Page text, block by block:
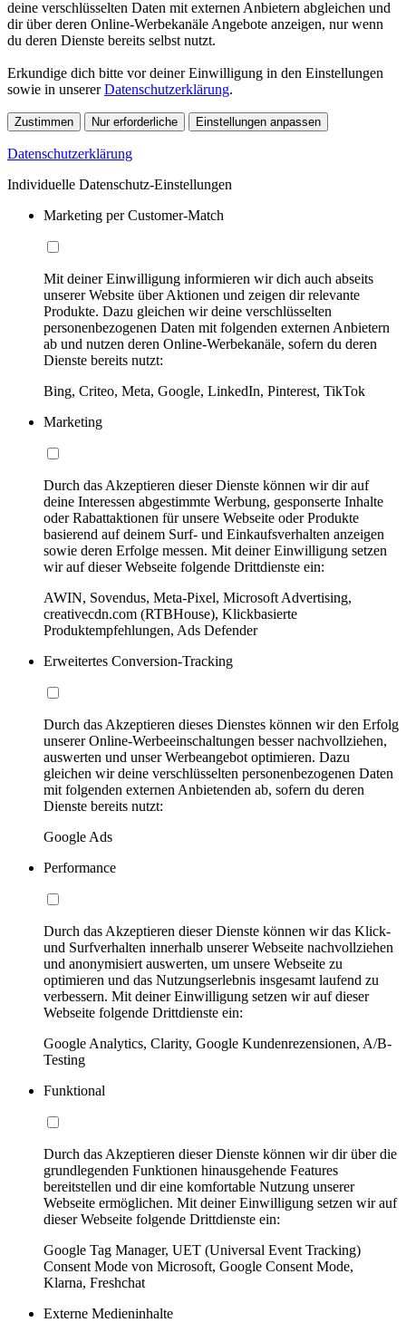
deine verschlüsselten Daten mit externen Anbietern abgleichen und
dir über deren Online-Werbekanäle Angebote anzeigen, nur wenn
du deren Dienste bereits selbst nutzt.
Erkundige dich bitte vor deiner Einwilligung in den Einstellungen
sowie in unsererDatenschutzerklärung.
Zustimmen Nur erforderliche Einstellungen anpassen
Datenschutzerklärung
Individuelle Datenschutz-Einstellungen
Marketing per Customer-Match
Mit deiner Einwilligung informieren wir dich auch abseits
unserer Website über Aktionen und zeigen dir relevante
Produkte. Dazu gleichen wir deine verschlüsselten
personenbezogenen Daten mit folgenden externen Anbietern
ab und nutzen deren Online-Werbekanäle, sofern du deren
Dienste bereits nutzt:
Bing, Criteo, Meta, Google, LinkedIn, Pinterest, TikTok
Marketing
Durch das Akzeptieren dieser Dienste können wir dir auf
deine Interessen abgestimmte Werbung, gesponserte Inhalte
oder Rabattaktionen für unsere Webseite oder Produkte
basierend auf deinem Surf- und Einkaufsverhalten anzeigen
sowie deren Erfolge messen. Mit deiner Einwilligung setzen
wir auf dieser Webseite folgende Drittdienste ein:
AWIN, Sovendus, Meta-Pixel, Microsoft Advertising,
creativecdn.com (RTBHouse), Klickbasierte
Produktempfehlungen, Ads Defender
Erweitertes Conversion-Tracking
Durch das Akzeptieren dieses Dienstes können wir den Erfolg
unserer Online-Werbeeinschaltungen besser nachvollziehen,
auswerten und unser Werbeangebot optimieren. Dazu
gleichen wir deine verschlüsselten personenbezogenen Daten
mit folgenden externen Anbietenden ab, sofern du deren
Dienste bereits nutzt:
Google Ads
Performance
Durch das Akzeptieren dieser Dienste können wir das Klick-
und Surfverhalten innerhalb unserer Webseite nachvollziehen
und anonymisiert auswerten, um unsere Webseite zu
optimieren und das Nutzungserlebnis insgesamt laufend zu
verbessern. Mit deiner Einwilligung setzen wir auf dieser
Webseite folgende Drittdienste ein:
Google Analytics, Clarity, Google Kundenrezensionen, A/B-
Testing
Funktional
Durch das Akzeptieren dieser Dienste können wir dir über die
grundlegenden Funktionen hinausgehende Features
bereitstellen und dir eine komfortable Nutzung unserer
Webseite ermöglichen. Mit deiner Einwilligung setzen wir auf
dieser Webseite folgende Drittdienste ein:
Google Tag Manager, UET (Universal Event Tracking)
Consent Mode von Microsoft, Google Consent Mode,
Klarna, Freshchat
Externe Medieninhalte